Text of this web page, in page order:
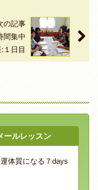
の記事
間集中
１日目
ールレッスン
体質になる７days